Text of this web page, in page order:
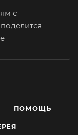
с
ПОМОЩЬ